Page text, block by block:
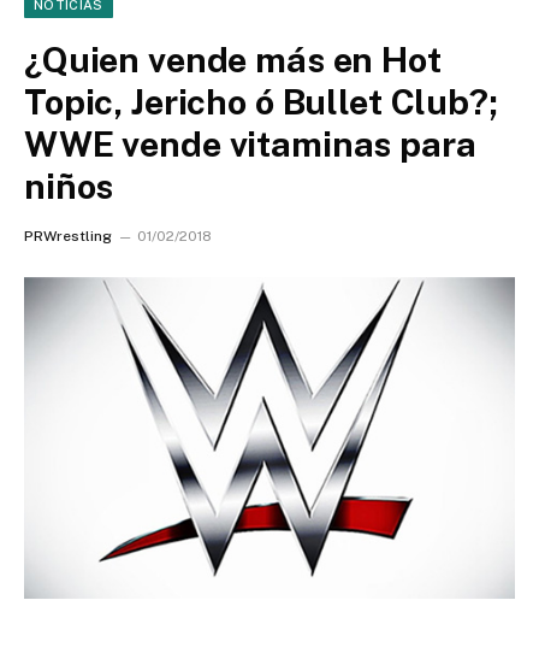
NOTICIAS
¿Quien vende más en Hot
Topic, Jericho ó Bullet Club?;
WWE vende vitaminas para
niños
PRWrestling 01/02/2018